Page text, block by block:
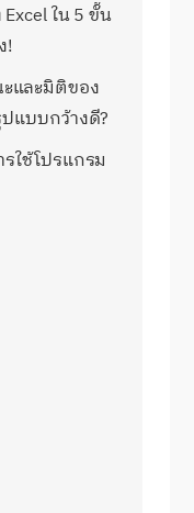
ใน 5 ขั้น
!
และมิติของ
แบบกว้างดี?
รใช้โปรแกรม